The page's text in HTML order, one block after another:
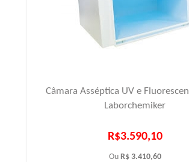
Câmara Asséptica UV e
Laborchemiker
R$3.590,10
Ou R$ 3.410,60